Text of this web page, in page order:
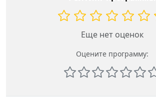
Еще нет оценок
Оцените программу: